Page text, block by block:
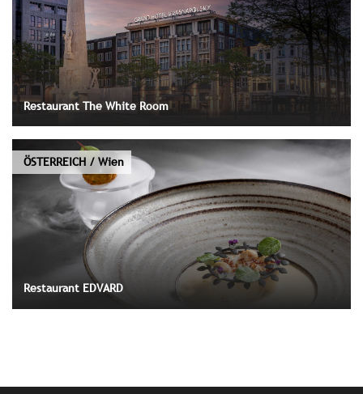
Restaurant The White Room
ÖSTERREICH / Wien
Restaurant EDVARD